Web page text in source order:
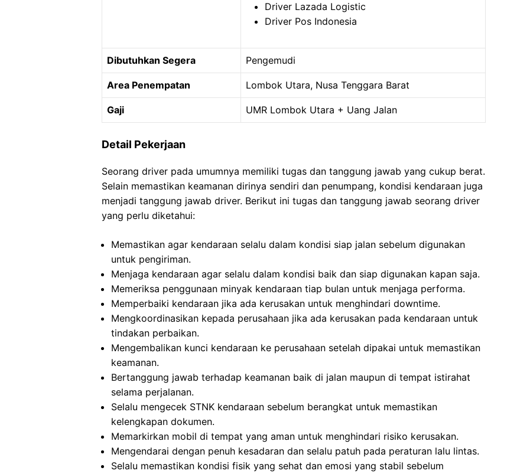
Driver Lazada Logistic
Driver Pos Indonesia
Dibutuhkan Segera Pengemudi
Area Penempatan Lombok Utara, Nusa Tenggara Barat
Gaji UMR Lombok Utara + Uang Jalan
Detail Pekerjaan
Seorang driver pada umumnya memiliki tugas dan tanggung jawab yang cukup berat.
Selain memastikan keamanan dirinya sendiri dan penumpang, kondisi kendaraan juga
menjadi tanggung jawab driver. Berikut ini tugas dan tanggung jawab seorang driver
yang perlu diketahui:
Memastikan agar kendaraan selalu dalam kondisi siap jalan sebelum digunakan
untuk pengiriman.
Menjaga kendaraan agar selalu dalam kondisi baik dan siap digunakan kapan saja.
Memeriksa penggunaan minyak kendaraan tiap bulan untuk menjaga performa.
Memperbaiki kendaraan jika ada kerusakan untuk menghindari downtime.
Mengkoordinasikan kepada perusahaan jika ada kerusakan pada kendaraan untuk
tindakan perbaikan.
Mengembalikan kunci kendaraan ke perusahaan setelah dipakai untuk memastikan
keamanan.
Bertanggung jawab terhadap keamanan baik di jalan maupun di tempat istirahat
selama perjalanan.
Selalu mengecek STNK kendaraan sebelum berangkat untuk memastikan
kelengkapan dokumen.
Memarkirkan mobil di tempat yang aman untuk menghindari risiko kerusakan.
Mengendarai dengan penuh kesadaran dan selalu patuh pada peraturan lalu lintas.
Selalu memastikan kondisi fisik yang sehat dan emosi yang stabil sebelum